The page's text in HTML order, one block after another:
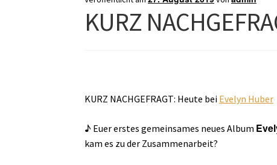
KURZ
KURZ NACHGEFRAGT: Heute bei Evelyn Huber
♪ Euer erstes gemeinsames neues Album
kam es zu der Zusammenarbeit?